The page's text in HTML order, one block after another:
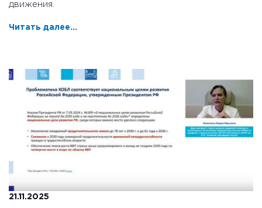
движения.
Читать далее...
21.11.2025